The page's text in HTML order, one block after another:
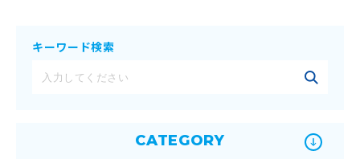
キーワード検索
CATEGORY